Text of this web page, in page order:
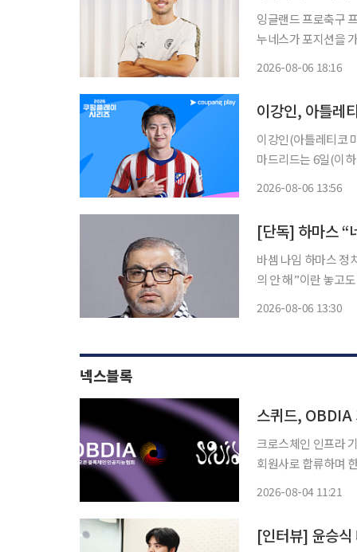
잉글랜드 프로축구
누네스가 포지션을
2026-08-06 18:16
이강인, 아틀레
이강인(아틀레티코 마
마드리드는 6일(이
2026-08-06 13:56
[단독] 하마스 “
바셈 나임 하마스 정
의 안 해”이란 놓고도
2026-08-06 13:30
넥스블록
스퀴드, OBDIA
크로스체인 인프라
회원사로 합류하며 한국
2026-08-04 11:21